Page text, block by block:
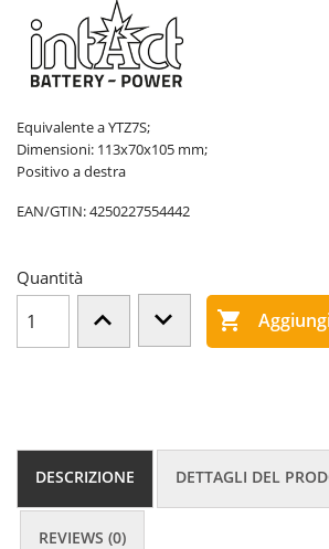
Equivalente a YTZ7S; ​​
Dimensioni: 113x70x105 mm;
Positivo a destra
EAN/GTIN:4250227554442
Quantità

DESCRIZIONE DETTAGLI DEL
REVIEWS (0)